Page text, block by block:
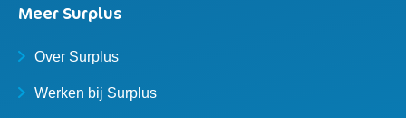
Meer Surplus
Over Surplus
Werken bij Surplus